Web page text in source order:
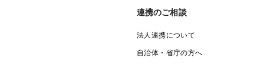
連携のご相談
法人連携について
自治体・省庁の方へ